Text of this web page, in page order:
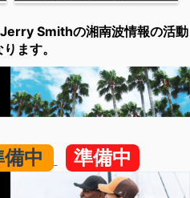
Smithの湘南波情報の活動
ます。
中 準備中